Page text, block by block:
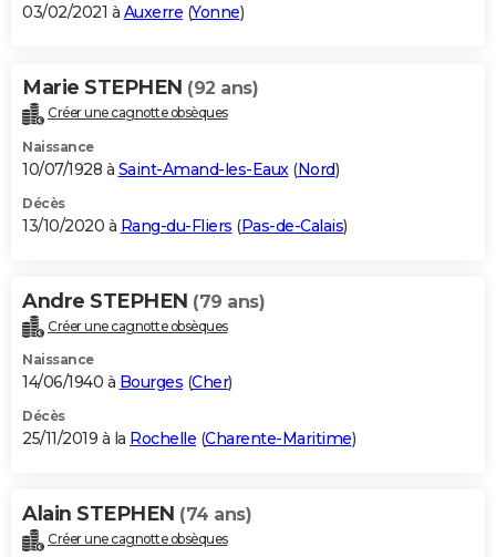
03/02/2021 à Auxerre (Yonne)
Marie STEPHEN (92 ans)
Créer une cagnotte obsèques
Naissance
10/07/1928 à Saint-Amand-les-Eaux (Nord)
Décès
13/10/2020 à Rang-du-Fliers (Pas-de-Calais)
Andre STEPHEN (79 ans)
Créer une cagnotte obsèques
Naissance
14/06/1940 à Bourges (Cher)
Décès
25/11/2019 à la Rochelle (Charente-Maritime)
Alain STEPHEN (74 ans)
Créer une cagnotte obsèques